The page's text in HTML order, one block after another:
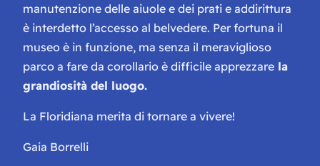
manutenzione delle aiuole e dei prati e addirittura
è interdetto l’accesso al belvedere. Per fortuna il
museo è in funzione, ma senza il meraviglioso
parco a fare da corollario è difficile apprezzare la
grandiosità del luogo.
La Floridiana merita di tornare a vivere!
Gaia Borrelli